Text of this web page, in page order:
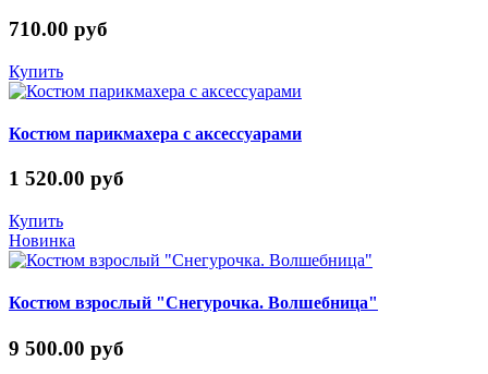
710.00 руб
Купить
Костюм парикмахера с аксессуарами
1 520.00 руб
Купить
Новинка
Костюм взрослый "Снегурочка. Волшебница"
9 500.00 руб